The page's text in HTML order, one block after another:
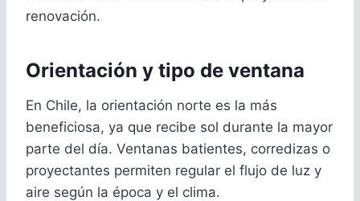
renovación.
Orientación y tipo de ventana
En Chile, la orientación norte es la más
beneficiosa, ya que recibe sol durante la mayor
parte del día. Ventanas batientes, corredizas o
proyectantes permiten regular el flujo de luz y
aire según la época y el clima.